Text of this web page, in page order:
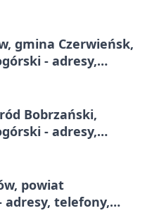
gmina Czerwieńsk,
- adresy,
Bobrzański,
- adresy,
powiat
adresy, telefony,